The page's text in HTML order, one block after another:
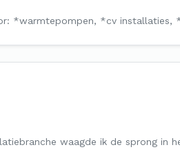
*warmtepompen, *cv
waagde ik de sprong in